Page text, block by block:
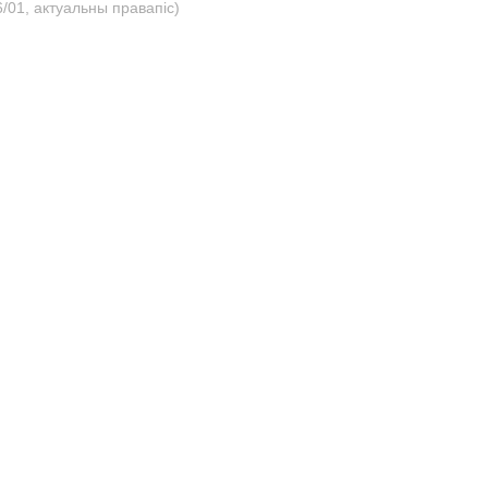
актуальны правапіс)